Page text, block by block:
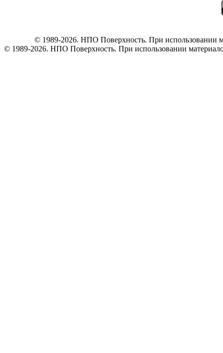
© 1989-2026. НПО Поверхность. При использовании
© 1989-2026. НПО Поверхность. При использовании